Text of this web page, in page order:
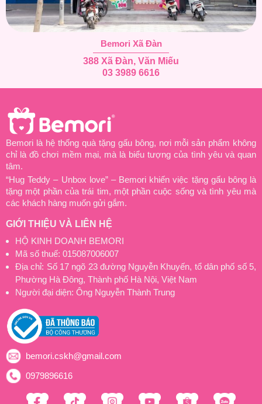
Bemori Xã Đàn
388 Xã Đàn, Văn Miếu
03 3989 6616
Bemori là hệ thống quà tặng gấu bông, nơi mỗi sản phẩm không
chỉ là đồ chơi mềm mại, mà là biểu tượng của tình yêu và quan
tâm.
“Hug Teddy – Unbox love” – Bemori khiến việc tặng gấu bông là
tặng một phần của trái tim, một phần cuộc sống và tình yêu mà
các khách hàng muốn gửi gắm.
GIỚI THIỆU VÀ LIÊN HỆ
HỘ KINH DOANH BEMORI
Mã số thuế: 015087006007
Địa chỉ: Số 17 ngõ 23 đường Nguyễn Khuyến, tổ dân phố số 5,
Phường Hà Đông, Thành phố Hà Nội, Việt Nam
Người đại diện: Ông Nguyễn Thành Trung
bemori.cskh@gmail.com
0979896616